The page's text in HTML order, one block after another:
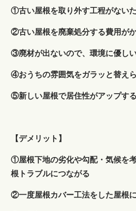
①古い屋根を取り外す工程がない
②古い屋根を廃棄処分する費用が
③廃材が出ないので、環境に優し
④おうちの雰囲気をガラッと替え
⑤新しい屋根で居住性がアップする
【デメリット】
①屋根下地の劣化や勾配・気候を
根トラブルにつながる
②一度屋根カバー工法をした屋根